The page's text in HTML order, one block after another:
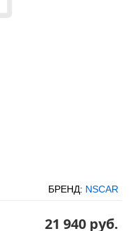
БРЕНД: NSCAR
21 940 pуб.